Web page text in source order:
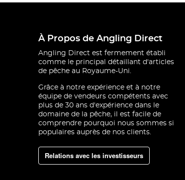
À Propos de Angling Direct
Angling Direct est fermement établi
comme le principal détaillant d'articles
de pêche au Royaume-Uni.
Grâce à notre expérience et à notre
équipe de vendeurs compétents avec
plus de 30 ans d'expérience dans le
domaine de la pêche, il est facile de
comprendre pourquoi nous sommes si
populaires auprès de nos clients.
Relations avec les investisseurs